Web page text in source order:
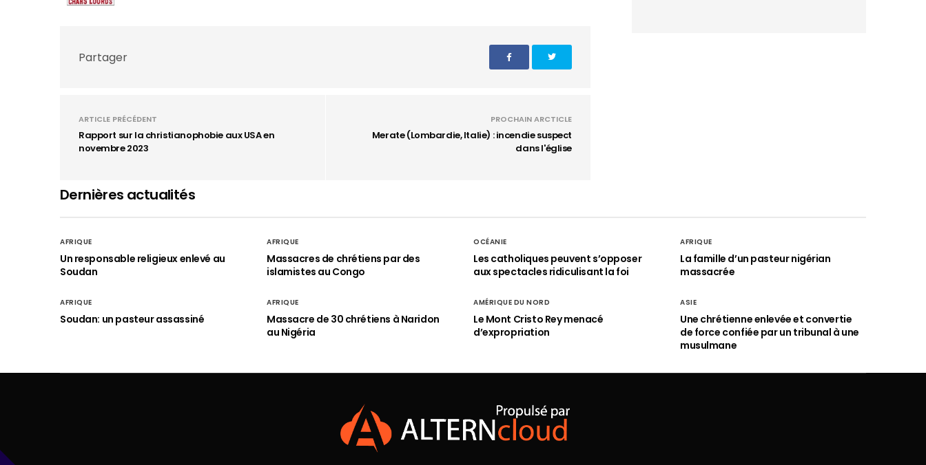
Partager
ARTICLE PRÉCÉDENT
Rapport sur la christianophobie aux USA en
novembre 2023
PROCHAIN ARCTICLE
Merate (Lombardie, Italie) : incendie suspect
dans l'église
Dernières actualités
AFRIQUE
Un responsable religieux enlevé au
Soudan
AFRIQUE
Massacres de chrétiens par des
islamistes au Congo
OCÉANIE
Les catholiques peuvent s’opposer
aux spectacles ridiculisant la foi
AFRIQUE
La famille d’un pasteur nigérian
massacrée
AFRIQUE
Soudan: un pasteur assassiné
AFRIQUE
Massacre de 30 chrétiens à Naridon
au Nigéria
AMÉRIQUE DU NORD
Le Mont Cristo Rey menacé
d’expropriation
ASIE
Une chrétienne enlevée et convertie
de force confiée par un tribunal à une
musulmane